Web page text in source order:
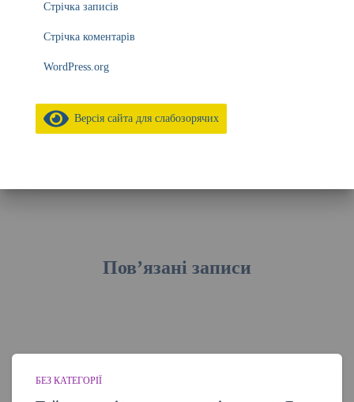
Стрічка записів
Стрічка коментарів
WordPress.org
Версія сайта для слабозорячих
Пов’язані записи
БЕЗ КАТЕГОРІЇ